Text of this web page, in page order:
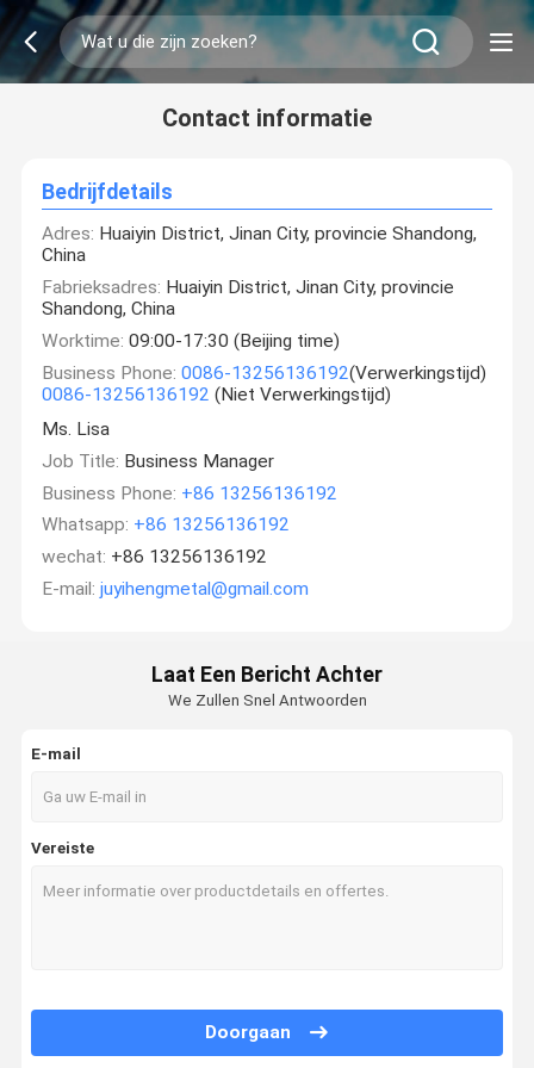
Contact informatie
Bedrijfdetails
Adres: Huaiyin District, Jinan City, provincie Shandong,
China
Fabrieksadres: Huaiyin District, Jinan City, provincie
Shandong, China
Worktime: 09:00-17:30 (Beijing time)
Business Phone: 0086-13256136192(Verwerkingstijd)
0086-13256136192 (Niet Verwerkingstijd)
Ms. Lisa
Job Title: Business Manager
Business Phone: +86 13256136192
Whatsapp: +86 13256136192
wechat: +86 13256136192
E-mail: juyihengmetal@gmail.com
Laat Een Bericht Achter
We Zullen Snel Antwoorden
E-mail
Vereiste
Doorgaan